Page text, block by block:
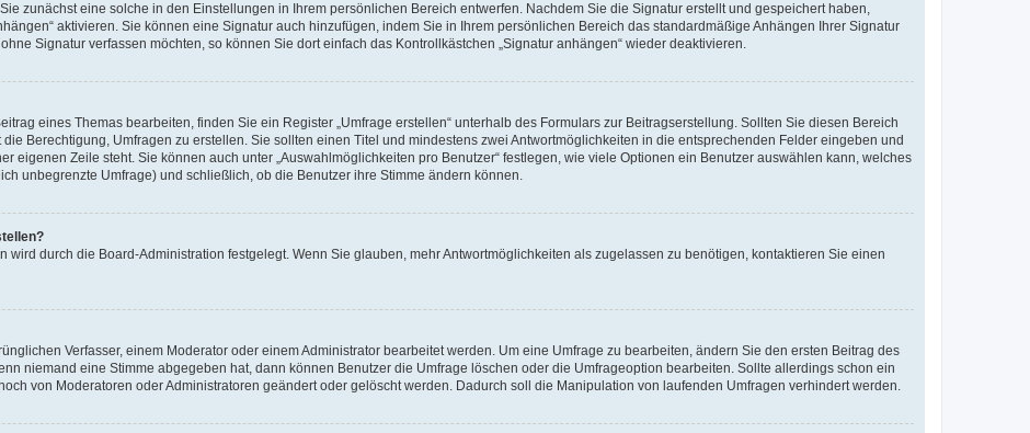
zunächst eine solche in den Einstellungen in Ihrem persönlichen Bereich entwerfen. Nachdem Sie die Signatur erstellt und gespeichert haben,
aktivieren. Sie können eine Signatur auch hinzufügen, indem Sie in Ihrem persönlichen Bereich das standardmäßige Anhängen Ihrer Signatur
Signatur verfassen möchten, so können Sie dort einfach das Kontrollkästchen „Signatur anhängen“ wieder deaktivieren.
eines Themas bearbeiten, finden Sie ein Register „Umfrage erstellen“ unterhalb des Formulars zur Beitragserstellung. Sollten Sie diesen Bereich
Berechtigung, Umfragen zu erstellen. Sie sollten einen Titel und mindestens zwei Antwortmöglichkeiten in die entsprechenden Felder eingeben und
eigenen Zeile steht. Sie können auch unter „Auswahlmöglichkeiten pro Benutzer“ festlegen, wie viele Optionen ein Benutzer auswählen kann, welches
unbegrenzte Umfrage) und schließlich, ob die Benutzer ihre Stimme ändern können.
wird durch die Board-Administration festgelegt. Wenn Sie glauben, mehr Antwortmöglichkeiten als zugelassen zu benötigen, kontaktieren Sie einen
Verfasser, einem Moderator oder einem Administrator bearbeitet werden. Um eine Umfrage zu bearbeiten, ändern Sie den ersten Beitrag des
niemand eine Stimme abgegeben hat, dann können Benutzer die Umfrage löschen oder die Umfrageoption bearbeiten. Sollte allerdings schon ein
von Moderatoren oder Administratoren geändert oder gelöscht werden. Dadurch soll die Manipulation von laufenden Umfragen verhindert werden.